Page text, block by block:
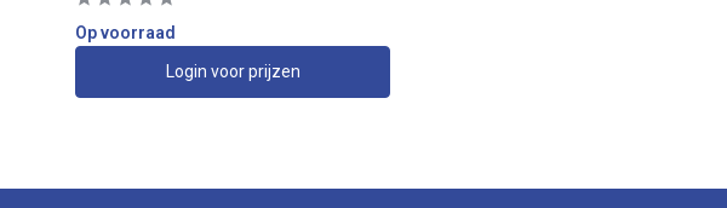
Op voorraad
Login voor prijzen